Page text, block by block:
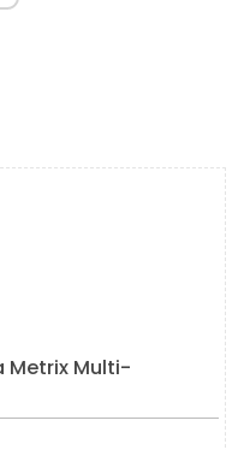
Metrix Multi-